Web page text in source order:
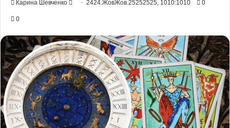
Карина Шевченко
Send2424.ЖовЖов.25252525, 1010:1010 0
0